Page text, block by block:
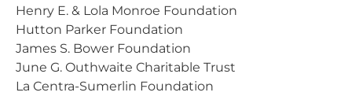
Henry E. & Lola Monroe Foundation
Hutton Parker Foundation
James S. Bower Foundation
June G. Outhwaite Charitable Trust
La Centra-Sumerlin Foundation